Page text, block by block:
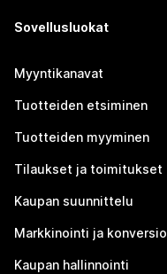
Sovellusluokat
Myyntikanavat
Tuotteiden etsiminen
Tuotteiden myyminen
Tilaukset ja toimitukset
Kaupan suunnittelu
Markkinointi ja konversio
Kaupan hallinnointi